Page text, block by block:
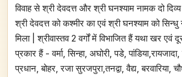
विवाह से श्री देवदत्त और श्री घनश्याम नामक दो दिव्य
श्री देवदत्त को कश्मीर का एवं श्री घनश्याम को
मिला | श्रीवास्तव 2 वर्गों में विभाजित हैं यथा खर
प्रकार हैं - वर्मा, सिन्हा, अघोरी, पडे,
प्रधान, बोहर, रजा सुरजपुरा,तनद्वा, वैद्य, बरवारिया,